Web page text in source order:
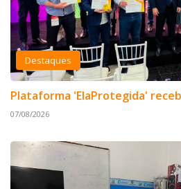
Destaques
Plataforma 'ElaProtegida'
07/08/2026